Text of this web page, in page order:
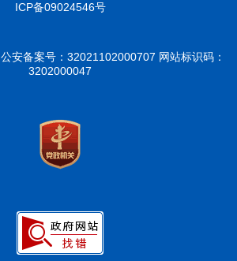
ICP备09024546号
公安备案号：32021102000707 网站标识码：
3202000047